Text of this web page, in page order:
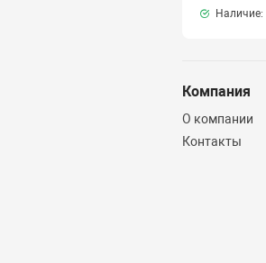
Наличие:
Компания
О компании
Контакты